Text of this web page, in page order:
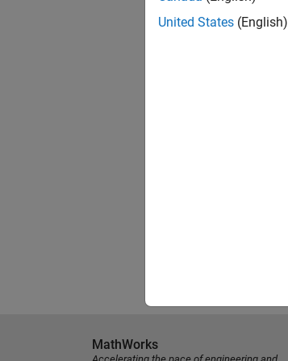
United States (English)
MathWorks